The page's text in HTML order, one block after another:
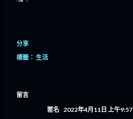
分享
標籤： 生活
留言
匿名 2022年4月11日 上午9:57